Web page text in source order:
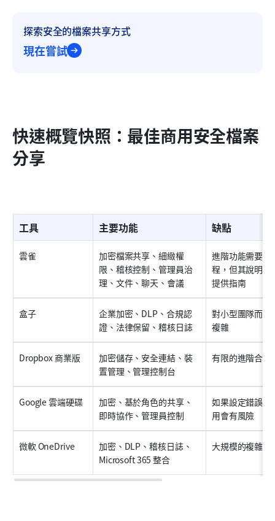
探索安全的檔案共享方式
現在嘗試
快速概覽快照：最佳商用安全檔案
分享
工具 主要功能 缺點
雲雀
加密檔案共享、細緻權
限、稽核控制、管理員治
理、文件、聊天、會議
進階功能需要導
程，但其說明中
提供指南
盒子
企業加密、DLP、合規認
證、法律保留、稽核日誌
對小型團隊而言
複雜
Dropbox 商業版
加密儲存、安全連結、裝
置管理、管理控制台
有限的進階合規
Google 雲端硬碟
加密、基於角色的共享、
即時協作、管理員控制
如果設定錯誤，
用會有風險
微軟 OneDrive
加密、DLP、稽核日誌、
Microsoft 365 整合
大規模的複雜權